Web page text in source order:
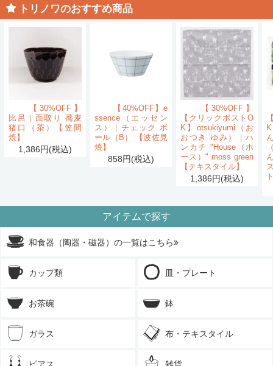
トリノワのおすすめ商品
【30%OFF】
比呂｜面取り 蕎麦
猪口（茶）【笠間
焼】
1,386円(税込)
【40%OFF】e
ssence（エッセン
ス）｜チェック ボ
ール（B） 【波佐見
焼】
858円(税込)
【30%OFF】
【クリックポストO
K】otsukiyumi（お
おつき ゆみ）｜ハ
ンカチ "House（ホ
ース）" moss green
【テキスタイル】
1,386円(税込)
アイテムで探す
和食器（陶器・磁器）の一覧はこちら
カップ類 皿・プレート
お茶碗 鉢
ガラス 布・テキスタイル